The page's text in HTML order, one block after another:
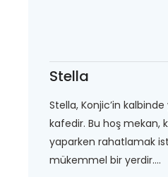
Stella
Stella, Konjic’in
kafedir. Bu hoş mekan,
yaparken rahatlamak
mükemmel bir yerdir....